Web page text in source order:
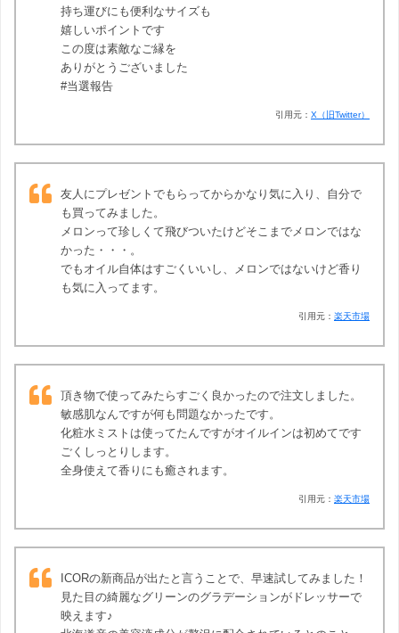
持ち運びにも便利なサイズも
嬉しいポイントです
この度は素敵なご縁を
ありがとうございました
#当選報告
引用元： X（旧Twitter）
友人にプレゼントでもらってからかなり気に入り、自分で
も買ってみました。
メロンって珍しくて飛びついたけどそこまでメロンではな
かった・・・。
でもオイル自体はすごくいいし、メロンではないけど香り
も気に入ってます。
引用元： 楽天市場
頂き物で使ってみたらすごく良かったので注文しました。
敏感肌なんですが何も問題なかったです。
化粧水ミストは使ってたんですがオイルインは初めてです
ごくしっとりします。
全身使えて香りにも癒されます。
引用元： 楽天市場
ICORの新商品が出たと言うことで、早速試してみました！
見た目の綺麗なグリーンのグラデーションがドレッサーで
映えます♪